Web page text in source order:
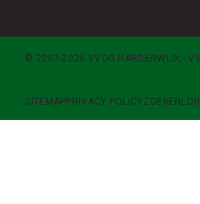
© 2007-2026 VVOG HARDERWIJK -
SITEMAPPRIVACY POLICYZOEKEN